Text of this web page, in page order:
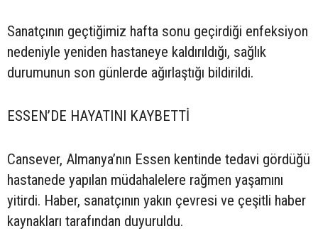
Sanatçının geçtiğimiz hafta sonu geçirdiği enfeksiyon
nedeniyle yeniden hastaneye kaldırıldığı, sağlık
durumunun son günlerde ağırlaştığı bildirildi.
ESSEN’DE HAYATINI KAYBETTİ
Cansever, Almanya’nın Essen kentinde tedavi gördüğü
hastanede yapılan müdahalelere rağmen yaşamını
yitirdi. Haber, sanatçının yakın çevresi ve çeşitli haber
kaynakları tarafından duyuruldu.